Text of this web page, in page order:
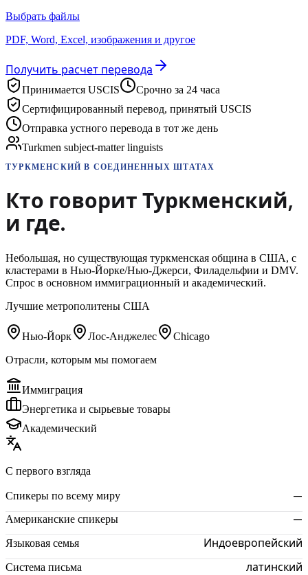
Выбрать файлы
PDF, Word, Excel, изображения и другое
Получить расчет перевода
Принимается USCIS
Срочно за 24 часа
Сертифицированный перевод, принятый USCIS
Отправка устного перевода в тот же день
Turkmen subject-matter linguists
ТУРКМЕНСКИЙ В СОЕДИНЕННЫХ ШТАТАХ
Кто говорит Туркменский,
и где.
Небольшая, но существующая туркменская община в США, с
кластерами в Нью-Йорке/Нью-Джерси, Филадельфии и DMV.
Спрос в основном иммиграционный и академический.
Лучшие метрополитены США
Нью-Йорк Лос-Анджелес
Chicago
Отрасли, которым мы помогаем
Иммиграция
Энергетика и сырьевые товары
Академический
С первого взгляда
Спикеры по всему миру —
Американские спикеры —
Языковая семья Индоевропейский
Система письма латинский